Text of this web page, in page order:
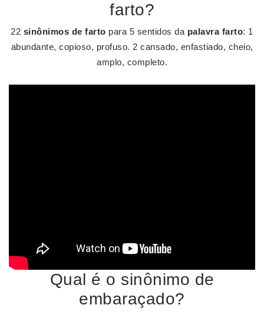
farto?
22 sinônimos de farto para 5 sentidos da palavra farto: 1
abundante, copioso, profuso. 2 cansado, enfastiado, cheio,
amplo, completo.
Qual é o sinônimo de
embaraçado?